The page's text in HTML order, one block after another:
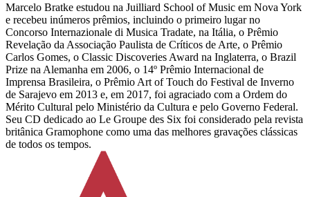
Marcelo Bratke estudou na Juilliard School of Music em Nova York
e recebeu inúmeros prêmios, incluindo o primeiro lugar no
Concorso Internazionale di Musica Tradate, na Itália, o Prêmio
Revelação da Associação Paulista de Críticos de Arte, o Prêmio
Carlos Gomes, o Classic Discoveries Award na Inglaterra, o Brazil
Prize na Alemanha em 2006, o 14º Prêmio Internacional de
Imprensa Brasileira, o Prêmio Art of Touch do Festival de Inverno
de Sarajevo em 2013 e, em 2017, foi agraciado com a Ordem do
Mérito Cultural pelo Ministério da Cultura e pelo Governo Federal.
Seu CD dedicado ao Le Groupe des Six foi considerado pela revista
britânica Gramophone como uma das melhores gravações clássicas
de todos os tempos.